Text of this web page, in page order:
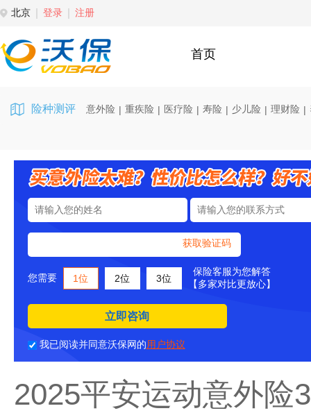
北京 登录 注册
首页
险种测评 意外险 | 重疾险 | 医疗险 | 寿险 | 少儿险 | 理财险 |
获取验证码
您需要 1位 2位 3位
保险客服为您解答
【多家对比更放心】
立即咨询
我已阅读并同意沃保网的用户协议
2025平安运动意外险